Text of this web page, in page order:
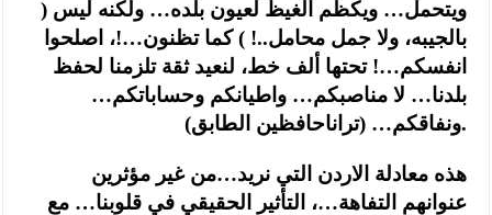
ويتحمل… ويكظم الغيظ لعيون بلده… ولكنه ليس (
بالجيبه، ولا جمل محامل..! ) كما تظنون…!، اصلحوا
انفسكم…! تحتها ألف خط، لنعيد ثقة تلزمنا لحفظ
بلدنا… لا مناصبكم… واطيانكم وحساباتكم…
ونفاقكم… (تراناحافظين الطابق).
هذه معادلة الاردن التي نريد…من غير مؤثرين
عنوانهم التفاهة…، التأثير الحقيقي في قلوبنا… مع